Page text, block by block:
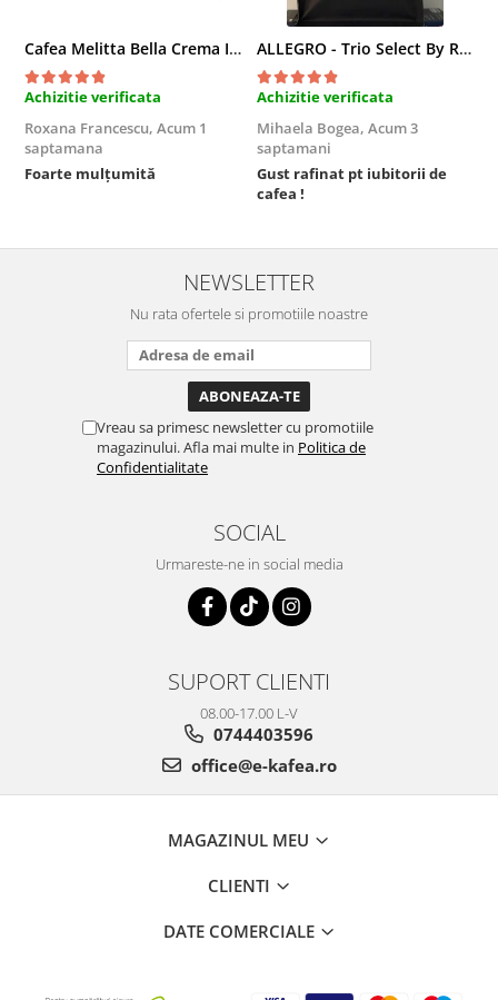
Cafea Melitta Bella Crema Intenso, 30 paduri, compatibile Senseo
Achizitie verificata
Roxana Francescu, Acum 1
saptamana
Foarte mulțumită
ALLEGRO - Trio Select By Razvan Paunescu, 1 kg, 100% Arabica, (Columbia, Guatemala, Etiopia)
Achizitie verificata
Mihaela Bogea, Acum 3
saptamani
Gust rafinat pt iubitorii de
cafea !
NEWSLETTER
Nu rata ofertele si promotiile noastre
Vreau sa primesc newsletter cu promotiile
magazinului. Afla mai multe in Politica de
Confidentialitate
SOCIAL
Urmareste-ne in social media
SUPORT CLIENTI
08.00-17.00 L-V
0744403596
office@e-kafea.ro
MAGAZINUL MEU
CLIENTI
DATE COMERCIALE